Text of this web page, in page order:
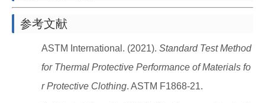
参考文献
ASTM International. (2021). Standard Test Method
for Thermal Protective Performance of Materials fo
r Protective Clothing. ASTM F1868-21.